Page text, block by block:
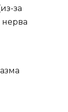
за